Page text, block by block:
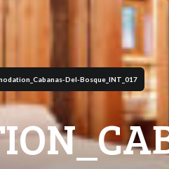
Del-Bosque_INT_017